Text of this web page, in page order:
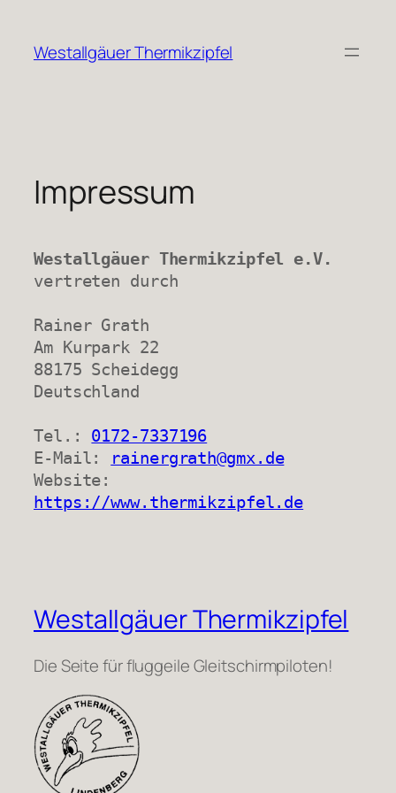
springen
Westallgäuer Thermikzipfel
Impressum
Westallgäuer Thermikzipfel e.V.
vertreten durch
Rainer Grath
Am Kurpark 22
88175 Scheidegg
Deutschland
Tel.: 0172-7337196
E-Mail:
rainergrath@gmx.de
https://www.thermikzipfel.de
Westallgäuer Thermikzipfel
Die Seite für fluggeile Gleitschirmpiloten!